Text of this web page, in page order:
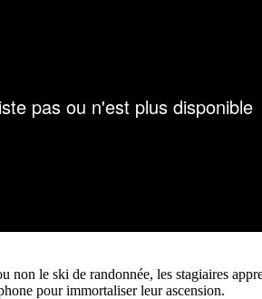
non le ski de randonnée, les stagiaires
pour immortaliser leur ascension.